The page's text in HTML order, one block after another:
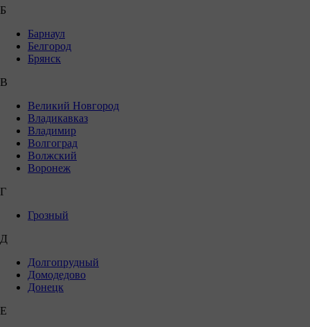
Б
Барнаул
Белгород
Брянск
В
Великий Новгород
Владикавказ
Владимир
Волгоград
Волжский
Воронеж
Г
Грозный
Д
Долгопрудный
Домодедово
Донецк
Е